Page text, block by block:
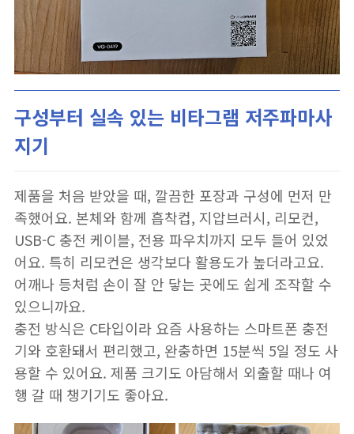
구성부터 실속 있는 비타그램 저주파마사
지기
제품을 처음 받았을 때, 깔끔한 포장과 구성에 먼저 만
족했어요. 본체와 함께 흡착컵, 지압브러시, 리모컨,
USB-C 충전 케이블, 전용 파우치까지 모두 들어 있었
어요. 특히 리모컨은 생각보다 활용도가 높더라고요.
어깨나 등처럼 손이 잘 안 닿는 곳에도 쉽게 조작할 수
있으니까요.
충전 방식은 C타입이라 요즘 사용하는 스마트폰 충전
기와 호환돼서 편리했고, 완충하면 15분씩 5일 정도 사
용할 수 있어요. 제품 크기도 아담해서 외출할 때나 여
행 갈 때 챙기기도 좋아요.